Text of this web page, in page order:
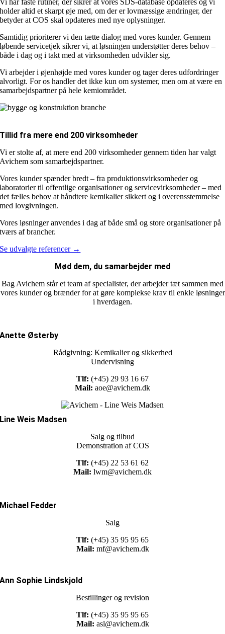
Vi har faste rutiner, der sikrer at vores SDS-database opdateres og vi
holder altid et skarpt øje med, om der er lovmæssige ændringer, der
betyder at COS skal opdateres med nye oplysninger.
Samtidig prioriterer vi den tætte dialog med vores kunder. Gennem
løbende servicetjek sikrer vi, at løsningen understøtter deres behov –
både i dag og i takt med at virksomheden udvikler sig.
Vi arbejder i øjenhøjde med vores kunder og tager deres udfordringer
alvorligt. For os handler det ikke kun om systemer, men om at være en
samarbejdspartner på hele kemiområdet.
Tillid fra mere end 200 virksomheder
Vi er stolte af, at mere end 200 virksomheder gennem tiden har valgt
Avichem som samarbejdspartner.
Vores kunder spænder bredt – fra produktionsvirksomheder og
laboratorier til offentlige organisationer og servicevirksomheder – med
det fælles behov at håndtere kemikalier sikkert og i overensstemmelse
med lovgivningen.
Vores løsninger anvendes i dag af både små og store organisationer på
tværs af brancher.
Se udvalgte referencer →
Mød dem, du samarbejder med
Bag Avichem står et team af specialister, der arbejder tæt sammen med
vores kunder og brænder for at gøre komplekse krav til enkle løsninger
i hverdagen.
Anette Østerby
Rådgivning: Kemikalier og sikkerhed
Undervisning
Tlf: (+45) 29 93 16 67
Mail: aoe@avichem.dk
Line Weis Madsen
Salg og tilbud
Demonstration af COS
Tlf: (+45) 22 53 61 62
Mail: lwm@avichem.dk
Michael Fedder
Salg
Tlf: (+45) 35 95 95 65
Mail: mf@avichem.dk
Ann Sophie Lindskjold
Bestillinger og revision
Tlf: (+45) 35 95 95 65
Mail: asl@avichem.dk